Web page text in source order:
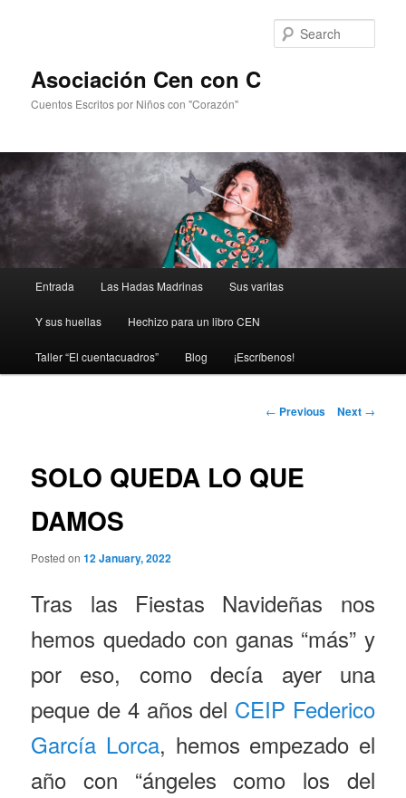
Asociación Cen con C
Cuentos Escritos por Niños con "Corazón"
Skip
to
primary
Entrada Las Hadas Madrinas Sus varitas
Y sus huellas Hechizo para un libro CEN
Taller “El cuentacuadros” Blog ¡Escríbenos!
Post
← Previous Next →
SOLO QUEDA LO QUE
DAMOS
Posted on12 January, 2022
Tras las Fiestas Navideñas nos
hemos quedado con ganas “más” y
por eso, como decía ayer una
peque de 4 años del CEIP Federico
García Lorca, hemos empezado el
año con “ángeles como los del